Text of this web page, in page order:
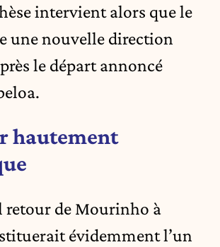
intervient alors que le
une nouvelle direction
le départ annoncé
hautement
retour de Mourinho à
évidemment l’un